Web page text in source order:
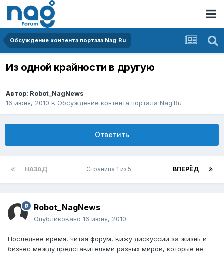
Обсуждение контента портала Nag.Ru
Из одной крайности в другую
Автор: Robot_NagNews
16 июня, 2010 в Обсуждение контента портала Nag.Ru
Ответить
НАЗАД ВПЕРЁД
Страница 1 из 5
Robot_NagNews
Опубликовано 16 июня, 2010
Последнее время, читая форум, вижу дискуссии за жизнь и
бизнес между представителями разных миров, которые не